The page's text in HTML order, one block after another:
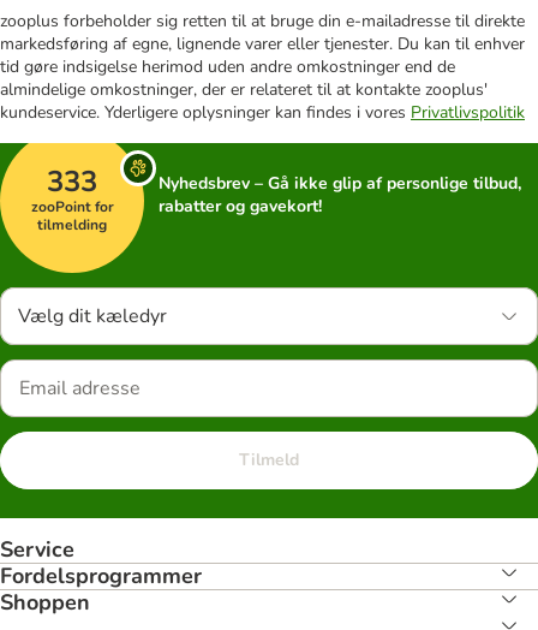
zooplus forbeholder sig retten til at bruge din e-mailadresse til direkte
markedsføring af egne, lignende varer eller tjenester. Du kan til enhver
tid gøre indsigelse herimod uden andre omkostninger end de
almindelige omkostninger, der er relateret til at kontakte zooplus'
kundeservice. Yderligere oplysninger kan findes i vores Privatlivspolitik
333
zooPoint for
tilmelding
Nyhedsbrev – Gå ikke glip af personlige tilbud,
rabatter og gavekort!
Vælg dit kæledyr
Tilmeld
Service
Fordelsprogrammer
Shoppen